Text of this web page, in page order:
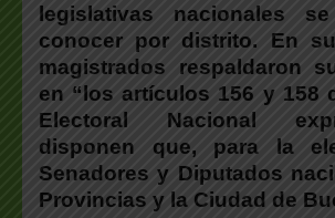
legislativas nacionales
conocer por distrito. En
magistrados respaldaron
en “los artículos 156 y 158
Electoral Nacional
disponen que, para la
Senadores y Diputados
Provincias y la Ciudad de